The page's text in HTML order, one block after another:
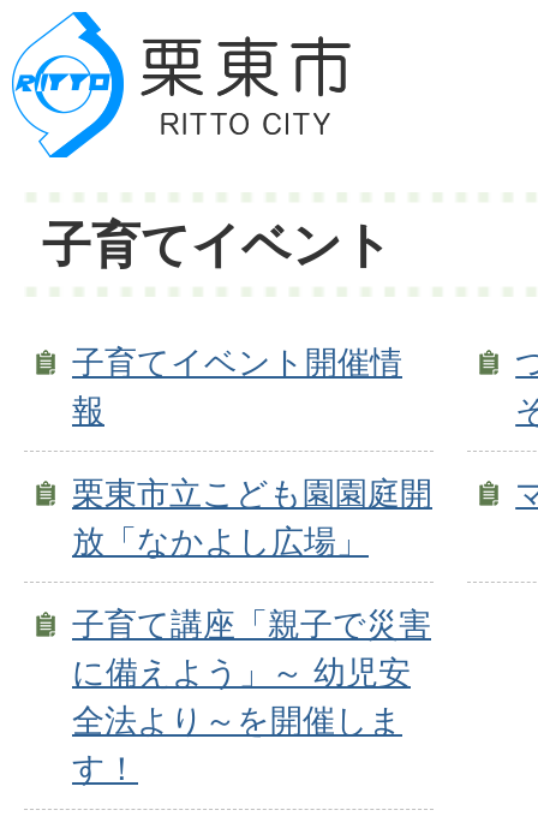
子育てイベント
子育てイベント開催情
報
栗東市立こども園園庭開
放「なかよし広場」
子育て講座「親子で災害
に備えよう」～ 幼児安
全法より～を開催しま
す！